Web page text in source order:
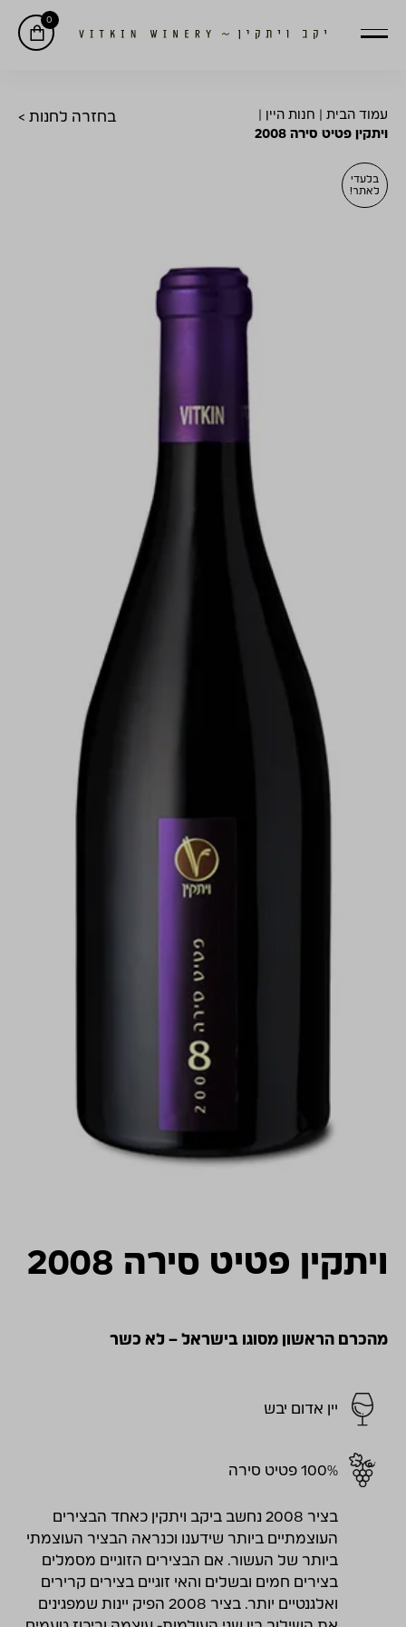
0
עמוד הבית חנות היין
ויתקין פטיט סירה 2008
בחזרה לחנות >
בלעדי
לאתר!
ויתקין פטיט סירה 2008
מהכרם הראשון מסוגו בישראל – לא כשר
יין אדום יבש
100% פטיט סירה
בציר 2008 נחשב ביקב ויתקין כאחד הבצירים
העוצמתיים ביותר שידענו וכנראה הבציר העוצמתי
ביותר של העשור. אם הבצירים הזוגיים מסמלים
בצירים חמים ובשלים והאי זוגיים בצירים קרירים
ואלגנטיים יותר. בציר 2008 הפיק יינות שמפגינים